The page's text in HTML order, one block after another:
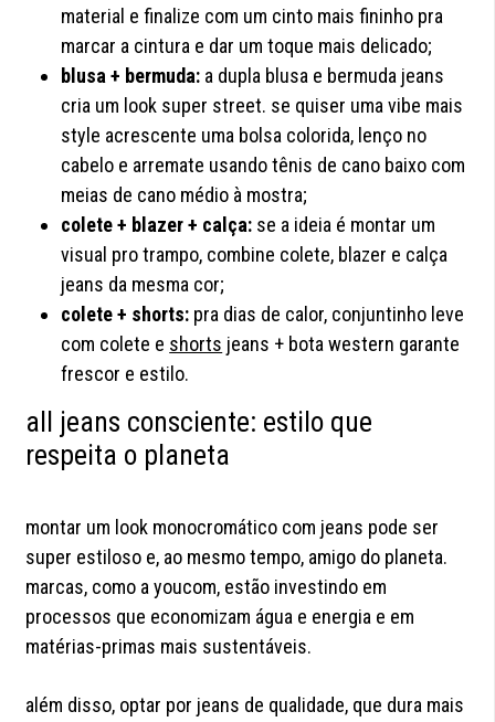
material e finalize com um cinto mais fininho pra
marcar a cintura e dar um toque mais delicado;
blusa + bermuda: a dupla blusa e bermuda jeans
cria um look super street. se quiser uma vibe mais
style acrescente uma bolsa colorida, lenço no
cabelo e arremate usando tênis de cano baixo com
meias de cano médio à mostra;
colete + blazer + calça: se a ideia é montar um
visual pro trampo, combine colete, blazer e calça
jeans da mesma cor;
colete + shorts: pra dias de calor, conjuntinho leve
com colete e shorts jeans + bota western garante
frescor e estilo.
all jeans consciente: estilo que
respeita o planeta
montar um look monocromático com jeans pode ser
super estiloso e, ao mesmo tempo, amigo do planeta.
marcas, como a youcom, estão investindo em
processos que economizam água e energia e em
matérias-primas mais sustentáveis.
além disso, optar por jeans de qualidade, que dura mais